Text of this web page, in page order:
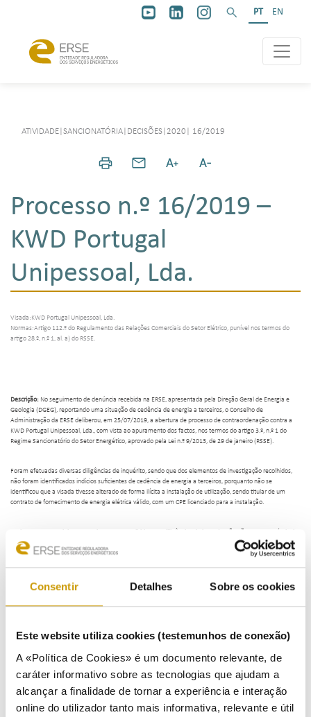
Consentir Detalhes Sobre os cookies
Este website utiliza cookies (testemunhos de conexão)
A «Política de Cookies» é um documento relevante, de
caráter informativo sobre as tecnologias que ajudam a
alcançar a finalidade de tornar a experiência e interação
online do utilizador tanto mais informativa, relevante e útil
PT EN
ATIVIDADE SANCIONATÓRIA DECISÕES 2020 16/2019
Processo n.º 16/2019 –
KWD Portugal
Unipessoal, Lda.
Visada:KWD Portugal Unipessoal, Lda.
Normas:Artigo 112.º do Regulamento das Relações Comerciais do Setor Elétrico, punível nos termos do
artigo 28.º, n.º 1, al. a) do RSSE.
Descrição: No seguimento de denúncia recebida na ERSE, apresentada pela Direção Geral de Energia e
Geologia (DGEG), reportando uma situação de cedência de energia a terceiros, o Conselho de
Administração da ERSE deliberou, em 25/07/2019, a abertura de processo de contraordenação contra a
KWD Portugal Unipessoal, Lda., com vista ao apuramento dos factos, nos termos do artigo 3.º, n.º 1 do
Regime Sancionatório do Setor Energético, aprovado pela Lei n.º 9/2013, de 29 de janeiro (RSSE).
Foram efetuadas diversas diligências de inquérito, sendo que dos elementos de investigação recolhidos,
não foram identificados indícios suficientes de cedência de energia a terceiros, porquanto não se
identificou que a visada tivesse alterado de forma ilícita a instalação de utilização, sendo titular de um
contrato de fornecimento de energia elétrica válido, com um CPE licenciado para a instalação.
Assim, a ERSE concluiu que os elementos recolhidos nas diligências de investigação não eram passíveis de
constituir prática de contraordenação punível pela ERSE, por não consubstanciarem a violação de norma
prevista no RSSE.
Por deliberação do Conselho de Administração da ERSE, de 11/08/2020, foi determinado o arquivamento
do processo.
artigo 28.º, n.º 1, al. a) do RSSE.
Data da Conclusão do Processo:11/08/2020